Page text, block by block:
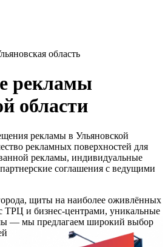
область
рекламы
области
рекламы в Ульяновской
рекламных поверхностей для
рекламы, индивидуальные
соглашения с ведущими
щиты на наиболее оживлённых
ТРЦ и бизнес-центрами, уникальные
— мы предлагаем широкий выбор